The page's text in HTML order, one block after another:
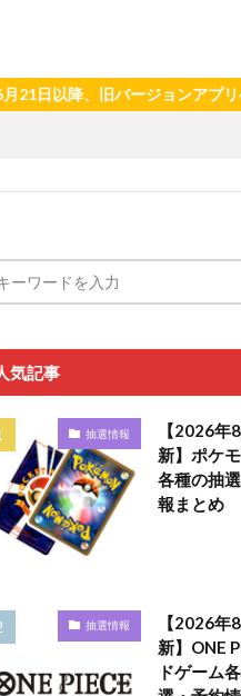
旧バージョンアプリへのプッ
気記事
抽選情報
【2026年
新】ポケ
各種の抽
報まとめ
抽選情報
【2026年
新】ONE
ドゲーム